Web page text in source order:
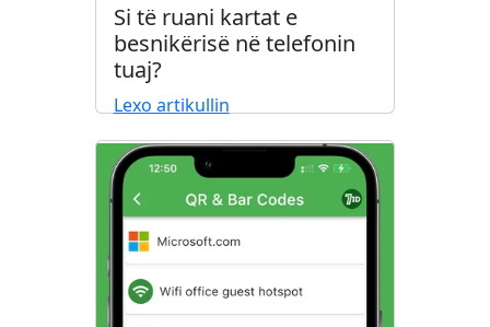
Si të ruani kartat e
besnikërisë në telefonin
tuaj?
Lexo artikullin